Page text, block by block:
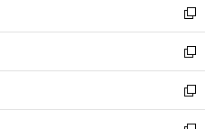
く
で
開
く
ド
ウ
で
開
く
新
し
い
ウ
ィ
ン
新
し
い
ウ
新
し